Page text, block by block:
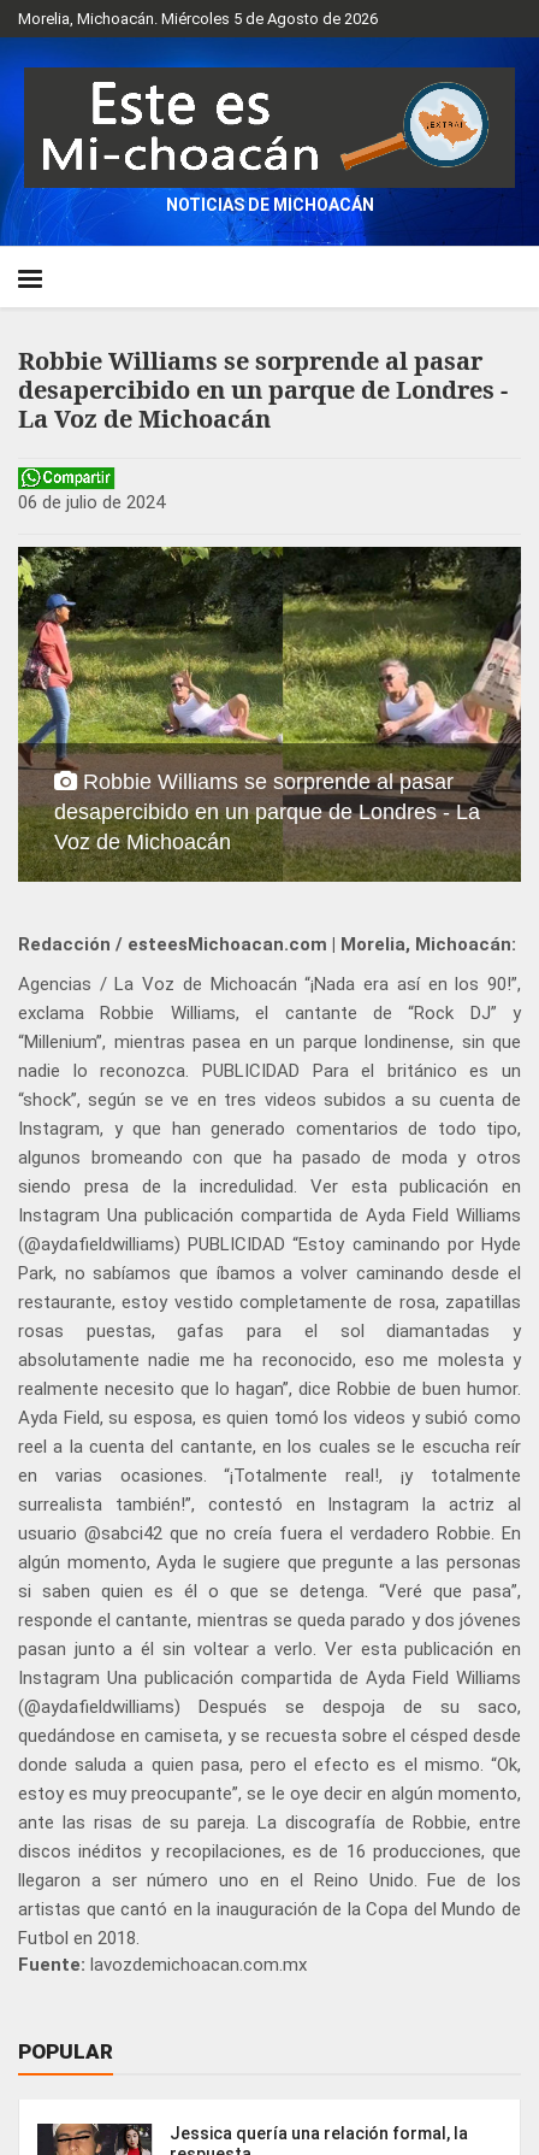
Morelia, Michoacán. Miércoles 5 de Agosto de 2026
NOTICIAS DE MICHOACÁN
Robbie Williams se sorprende al pasar
desapercibido en un parque de Londres -
La Voz de Michoacán
06 de julio de 2024
Robbie Williams se sorprende al pasar
desapercibido en un parque de Londres - La
Voz de Michoacán
Redacción / esteesMichoacan.com | Morelia, Michoacán:
Agencias / La Voz de Michoacán “¡Nada era así en los 90!”,
exclama Robbie Williams, el cantante de “Rock DJ” y
“Millenium”, mientras pasea en un parque londinense, sin que
nadie lo reconozca. PUBLICIDAD Para el británico es un
“shock”, según se ve en tres videos subidos a su cuenta de
Instagram, y que han generado comentarios de todo tipo,
algunos bromeando con que ha pasado de moda y otros
siendo presa de la incredulidad. Ver esta publicación en
Instagram Una publicación compartida de Ayda Field Williams
(@aydafieldwilliams) PUBLICIDAD “Estoy caminando por Hyde
Park, no sabíamos que íbamos a volver caminando desde el
restaurante, estoy vestido completamente de rosa, zapatillas
rosas puestas, gafas para el sol diamantadas y
absolutamente nadie me ha reconocido, eso me molesta y
realmente necesito que lo hagan”, dice Robbie de buen humor.
Ayda Field, su esposa, es quien tomó los videos y subió como
reel a la cuenta del cantante, en los cuales se le escucha reír
en varias ocasiones. “¡Totalmente real!, ¡y totalmente
surrealista también!”, contestó en Instagram la actriz al
usuario @sabci42 que no creía fuera el verdadero Robbie. En
algún momento, Ayda le sugiere que pregunte a las personas
si saben quien es él o que se detenga. “Veré que pasa”,
responde el cantante, mientras se queda parado y dos jóvenes
pasan junto a él sin voltear a verlo. Ver esta publicación en
Instagram Una publicación compartida de Ayda Field Williams
(@aydafieldwilliams) Después se despoja de su saco,
quedándose en camiseta, y se recuesta sobre el césped desde
donde saluda a quien pasa, pero el efecto es el mismo. “Ok,
estoy es muy preocupante”, se le oye decir en algún momento,
ante las risas de su pareja. La discografía de Robbie, entre
discos inéditos y recopilaciones, es de 16 producciones, que
llegaron a ser número uno en el Reino Unido. Fue de los
artistas que cantó en la inauguración de la Copa del Mundo de
Futbol en 2018.
Fuente: lavozdemichoacan.com.mx
POPULAR
Jessica quería una relación formal, la